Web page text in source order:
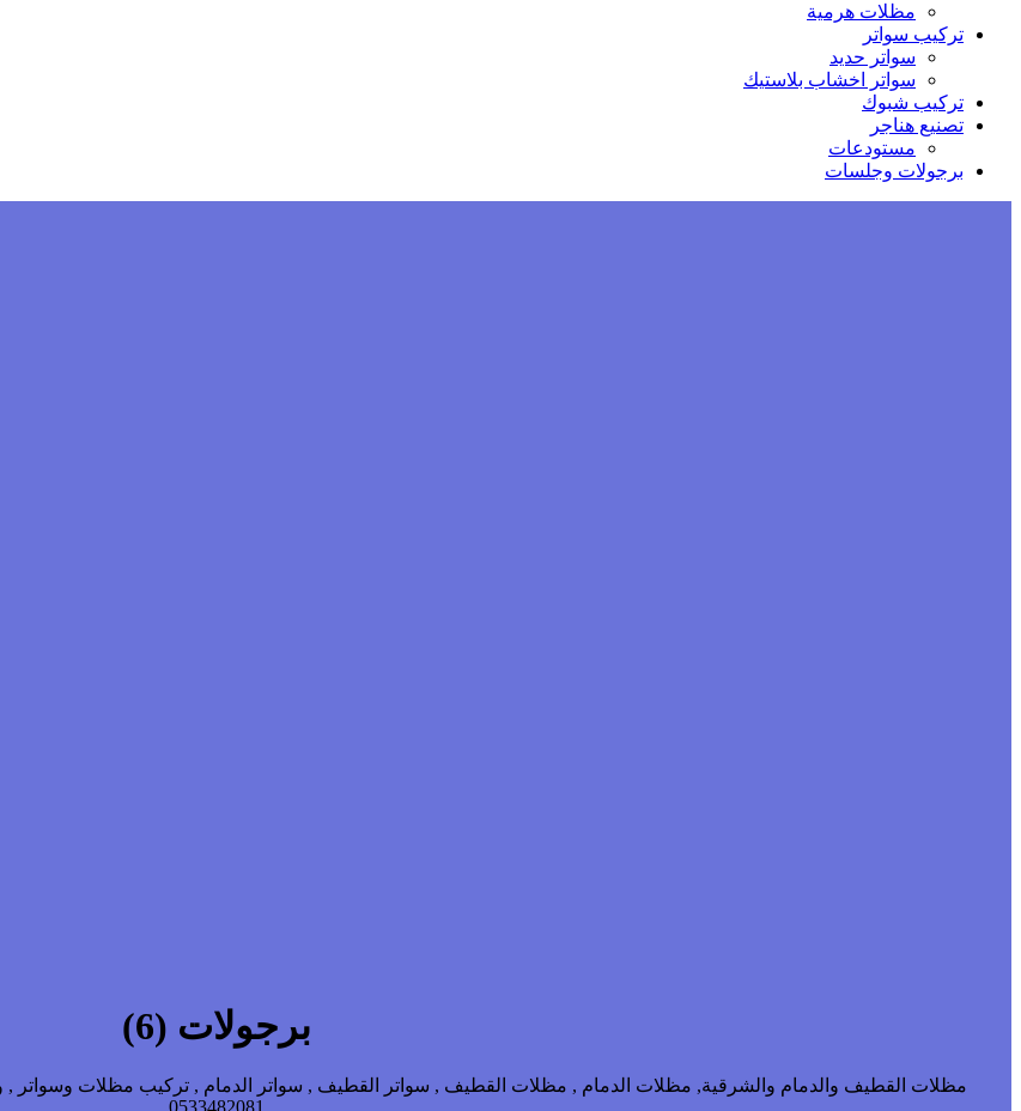
مظلات هرمية
تركيب سواتر
سواتر حديد
سواتر اخشاب بلاستيك
تركيب شبوك
تصنيع هناجر
مستودعات
برجولات وجلسات
برجولات (6)
مظلات القطيف والدمام والشرقية, مظلات الدمام , مظلات القطيف , سواتر القطيف , سواتر الدمام , تركيب مظلات وسواتر